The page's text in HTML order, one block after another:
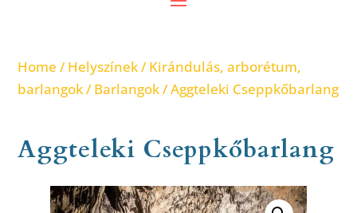
Home /Helyszínek/Kirándulás, arborétum,
barlangok/Barlangok/ Aggteleki Cseppkőbarlang
Aggteleki Cseppkőbarlang